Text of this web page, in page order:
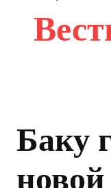
Баку
новой